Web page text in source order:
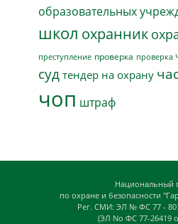
образовательных
школ охранник
преступление проверка проверка
суд тендер на охрану
чоп штраф
Национальный
по охране и безопасности
Рег. СМИ: ЭЛ № ФС 77 -
(ЭЛ No ФС 77-26419